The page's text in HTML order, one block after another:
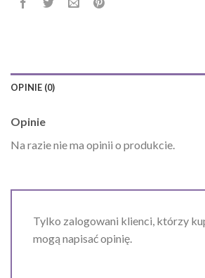
OPINIE (0)
Opinie
Na razie nie ma opinii o produkcie.
Tylko zalogowani klienci, którzy
mogą napisać opinię.